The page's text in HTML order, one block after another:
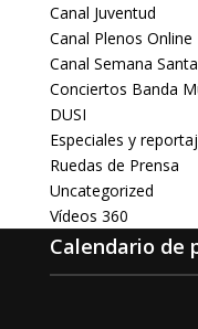
Canal Juventud
Canal Plenos Online
Canal Semana
Conciertos Banda
DUSI
Especiales y
Ruedas de Prensa
Uncategorized
Vídeos 360
Calendario de